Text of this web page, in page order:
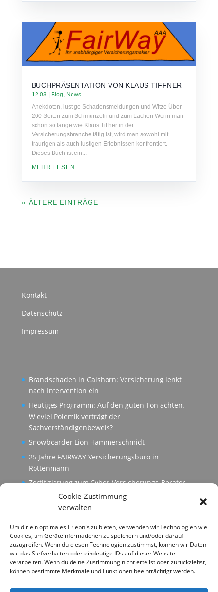
Cookie-Zustimmung
verwalten
Um dir ein optimales Erlebnis zu bieten, verwenden wir Technologien wie
Cookies, um Geräteinformationen zu speichern und/oder darauf
zuzugreifen. Wenn du diesen Technologien zustimmst, können wir Daten
wie das Surfverhalten oder eindeutige IDs auf dieser Website
verarbeiten. Wenn du deine Zustimmung nicht erteilst oder zurückziehst,
können bestimmte Merkmale und Funktionen beeinträchtigt werden.
BUCHPRÄSENTATION VON KLAUS TIFFNER
12.03 | Blog News
Anekdoten, lustige Schadensmeldungen und Witze Über
200 Seiten zum Schmunzeln und zum Lachen Wenn man
schon so lange wie Klaus Tiffner in der
Versicherungsbranche tätig ist, wird man sowohl mit
traurigen als auch lustigen Erlebnissen konfrontiert.
Dieses Buch ist ein...
MEHR LESEN
« ÄLTERE EINTRÄGE
Kontakt
Datenschutz
Impressum
Brandschaden in Gaishorn: Versicherung lenkt
nach Intervention ein
Heutiges Programm: Auf den guten Ton achten.
Wieviel Polemik verträgt der
Sachverständigenbeweis?
Snowboarder Lion Hammerschmidt
25 Jahre FAIRWAY Versicherungsbüro in
Rottenmann
Zertifizierung zum Cyber-Versicherungs-Berater